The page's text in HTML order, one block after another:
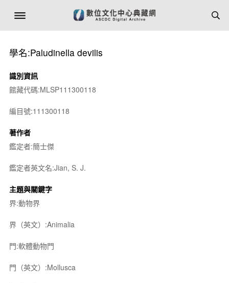
學名:Paludinella devilis
識別資訊
館藏代碼:MLSP111300118
編目號:111300118
著作者
鑑定者:簡士傑
鑑定者英文名:Jian, S. J.
主題與關鍵字
界:動物界
界（英文）:Animalia
門:軟體動物門
門（英文）:Mollusca